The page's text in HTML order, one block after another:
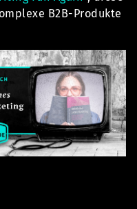
B2B-Produkte